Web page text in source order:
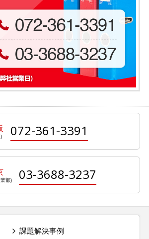
072-361-3391
03-3688-3237
課題解決事例